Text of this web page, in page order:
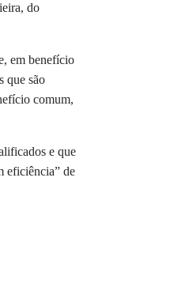
do
em benefício
que são
comum,
e que
eficiência” de